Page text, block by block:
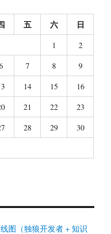
五 六 日
1
2
7 8
9
14 15
16
21 22
23
28 29
30
图（独狼开发者 + 知识